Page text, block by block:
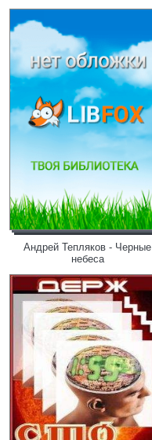
Андрей Тепляков - Черные
небеса